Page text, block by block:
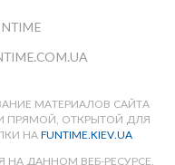
МАТЕРИАЛОВ САЙТА
ПРЯМОЙ, ОТКРЫТОЙ ДЛЯ
НАFUNTIME.KIEV.UA
ДАННОМ ВЕБ-РЕСУРСЕ,